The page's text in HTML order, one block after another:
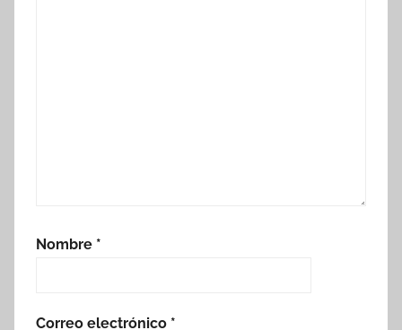
Nombre *
Correo electrónico *